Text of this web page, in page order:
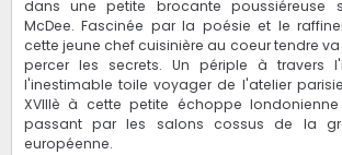
dans une petite brocante poussiéreuse
McDee. Fascinée par la poésie et le
cette jeune chef cuisinière au coeur tendre
percer les secrets. Un périple à travers
l'inestimable toile voyager de l'atelier
XVIIIè à cette petite échoppe
passant par les salons cossus de la
européenne.